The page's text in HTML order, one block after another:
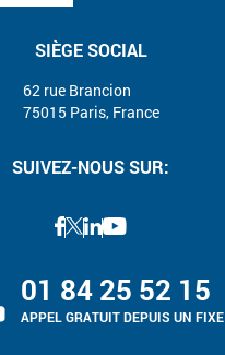
SIÈGE SOCIAL
62 rue Brancion
75015 Paris, France
SUIVEZ-NOUS SUR:
01 84 25 52 15
APPEL GRATUIT DEPUIS UN FIXE